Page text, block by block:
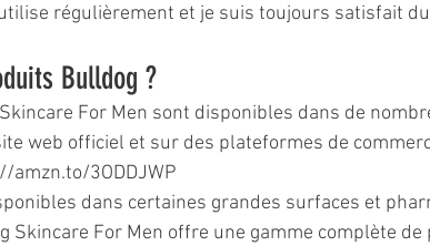
régulièrement et je suis toujours satisfait
Bulldog ?
For Men sont disponibles dans de
web officiel et sur des plateformes de
amzn.to/3ODDJWP
dans certaines grandes surfaces et
Skincare For Men offre une gamme complète